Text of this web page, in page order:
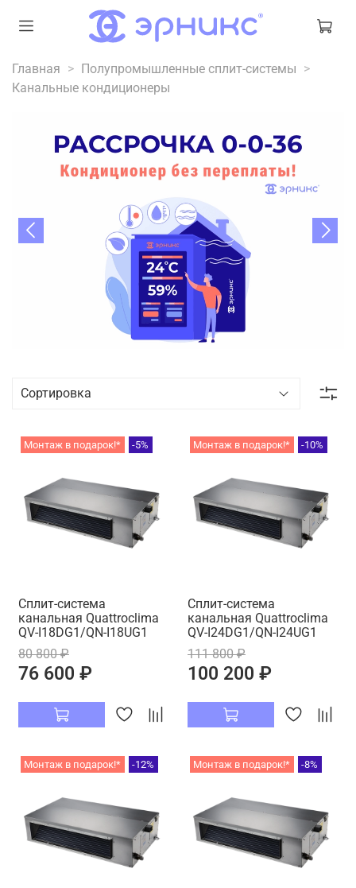
Главная
Полупромышленные сплит-системы
Канальные кондиционеры
Монтаж в подарок!* -5%
Cплит-система
канальная Quattroclima
QV-I18DG1/QN-I18UG1
80 800 ₽
76 600 ₽
Монтаж в подарок!* -10%
Cплит-система
канальная Quattroclima
QV-I24DG1/QN-I24UG1
111 800 ₽
100 200 ₽
Монтаж в подарок!* -12% Монтаж в подарок!* -8%